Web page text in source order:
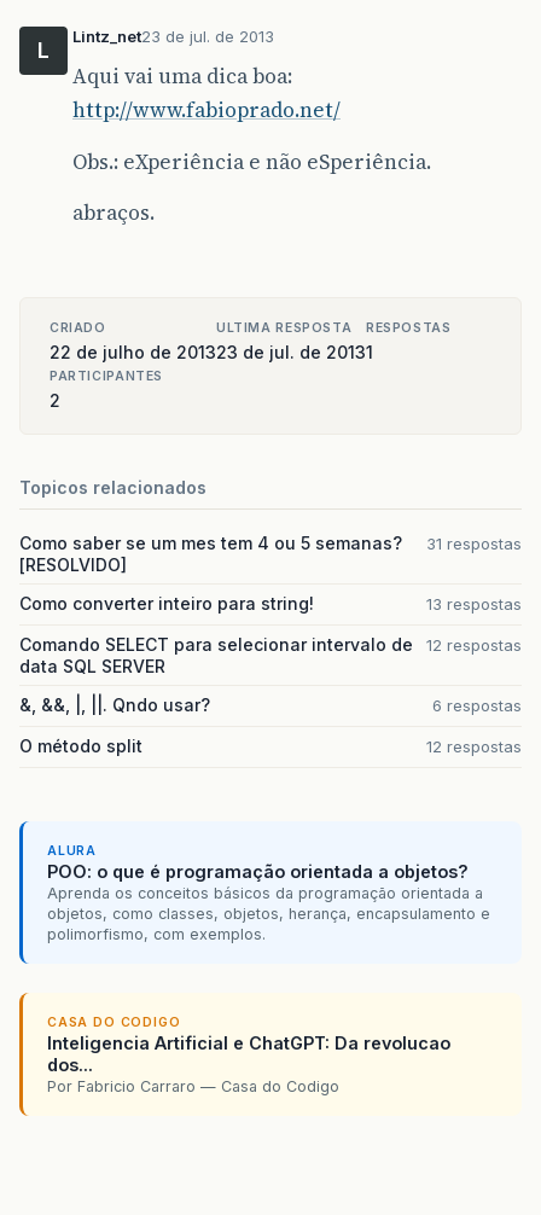
L
Lintz_net23 de jul. de 2013
Aqui vai uma dica boa:
http://www.fabioprado.net/
Obs.: eXperiência e não eSperiência.
abraços.
CRIADO
22 de julho de 2013
ULTIMA RESPOSTA
23 de jul. de 2013
RESPOSTAS
1
PARTICIPANTES
2
Topicos relacionados
Como saber se um mes tem 4 ou 5 semanas?
[RESOLVIDO]
31 respostas
Como converter inteiro para string! 13 respostas
Comando SELECT para selecionar intervalo de
data SQL SERVER
12 respostas
&, &&, |, ||. Qndo usar? 6 respostas
O método split 12 respostas
ALURA
POO: o que é programação orientada a objetos?
Aprenda os conceitos básicos da programação orientada a
objetos, como classes, objetos, herança, encapsulamento e
polimorfismo, com exemplos.
CASA DO CODIGO
Inteligencia Artificial e ChatGPT: Da revolucao
dos...
Por Fabricio Carraro — Casa do Codigo